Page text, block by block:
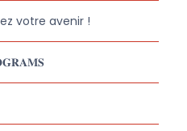
votre avenir !